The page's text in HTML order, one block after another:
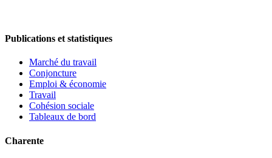
Publications et statistiques
Marché du travail
Conjoncture
Emploi & économie
Travail
Cohésion sociale
Tableaux de bord
Charente